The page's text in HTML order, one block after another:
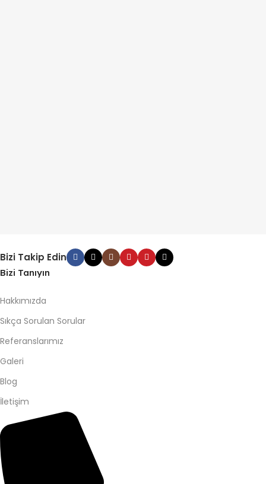
Bizi Takip Edin
Bizi Tanıyın
Hakkımızda
Sıkça Sorulan Sorular
Referanslarımız
Galeri
Blog
İletişim